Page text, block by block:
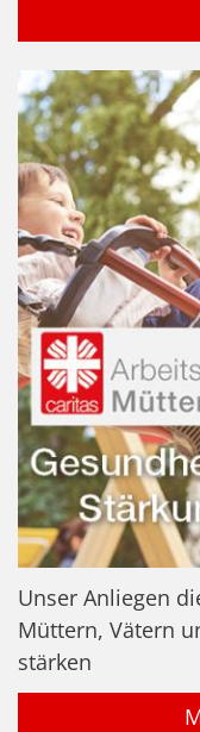
Unser Anliegen
Müttern, Vätern
stärken